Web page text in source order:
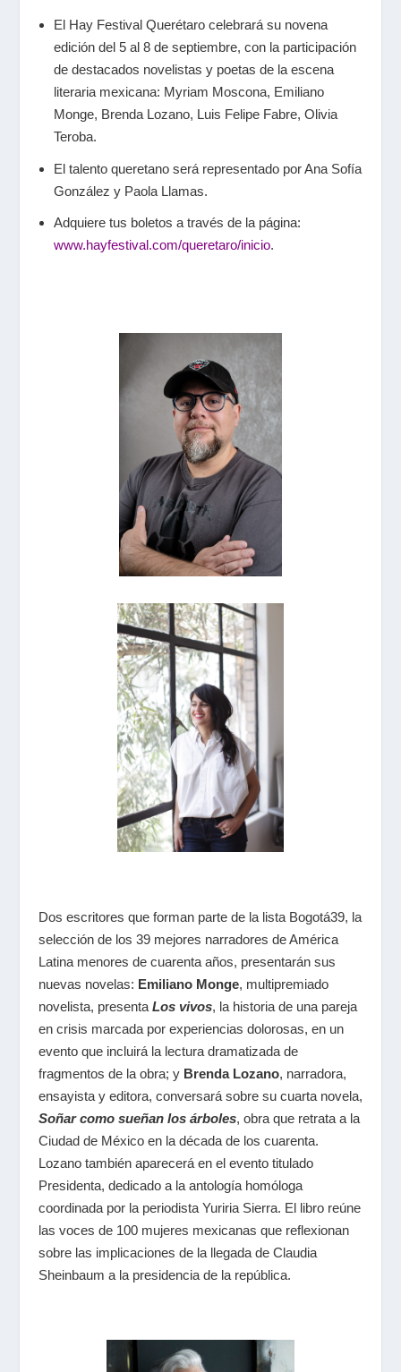
El Hay Festival Querétaro celebrará su novena
edición del 5 al 8 de septiembre, con la participación
de destacados novelistas y poetas de la escena
literaria mexicana: Myriam Moscona, Emiliano
Monge, Brenda Lozano, Luis Felipe Fabre, Olivia
Teroba.
El talento queretano será representado por Ana Sofía
González y Paola Llamas.
Adquiere tus boletos a través de la página:
www.hayfestival.com/queretaro/inicio.
Dos escritores que forman parte de la lista Bogotá39, la
selección de los 39 mejores narradores de América
Latina menores de cuarenta años, presentarán sus
nuevas novelas: Emiliano Monge, multipremiado
novelista, presenta Los vivos, la historia de una pareja
en crisis marcada por experiencias dolorosas, en un
evento que incluirá la lectura dramatizada de
fragmentos de la obra; y Brenda Lozano, narradora,
ensayista y editora, conversará sobre su cuarta novela,
Soñar como sueñan los árboles, obra que retrata a la
Ciudad de México en la década de los cuarenta.
Lozano también aparecerá en el evento titulado
Presidenta, dedicado a la antología homóloga
coordinada por la periodista Yuriria Sierra. El libro reúne
las voces de 100 mujeres mexicanas que reflexionan
sobre las implicaciones de la llegada de Claudia
Sheinbaum a la presidencia de la república.